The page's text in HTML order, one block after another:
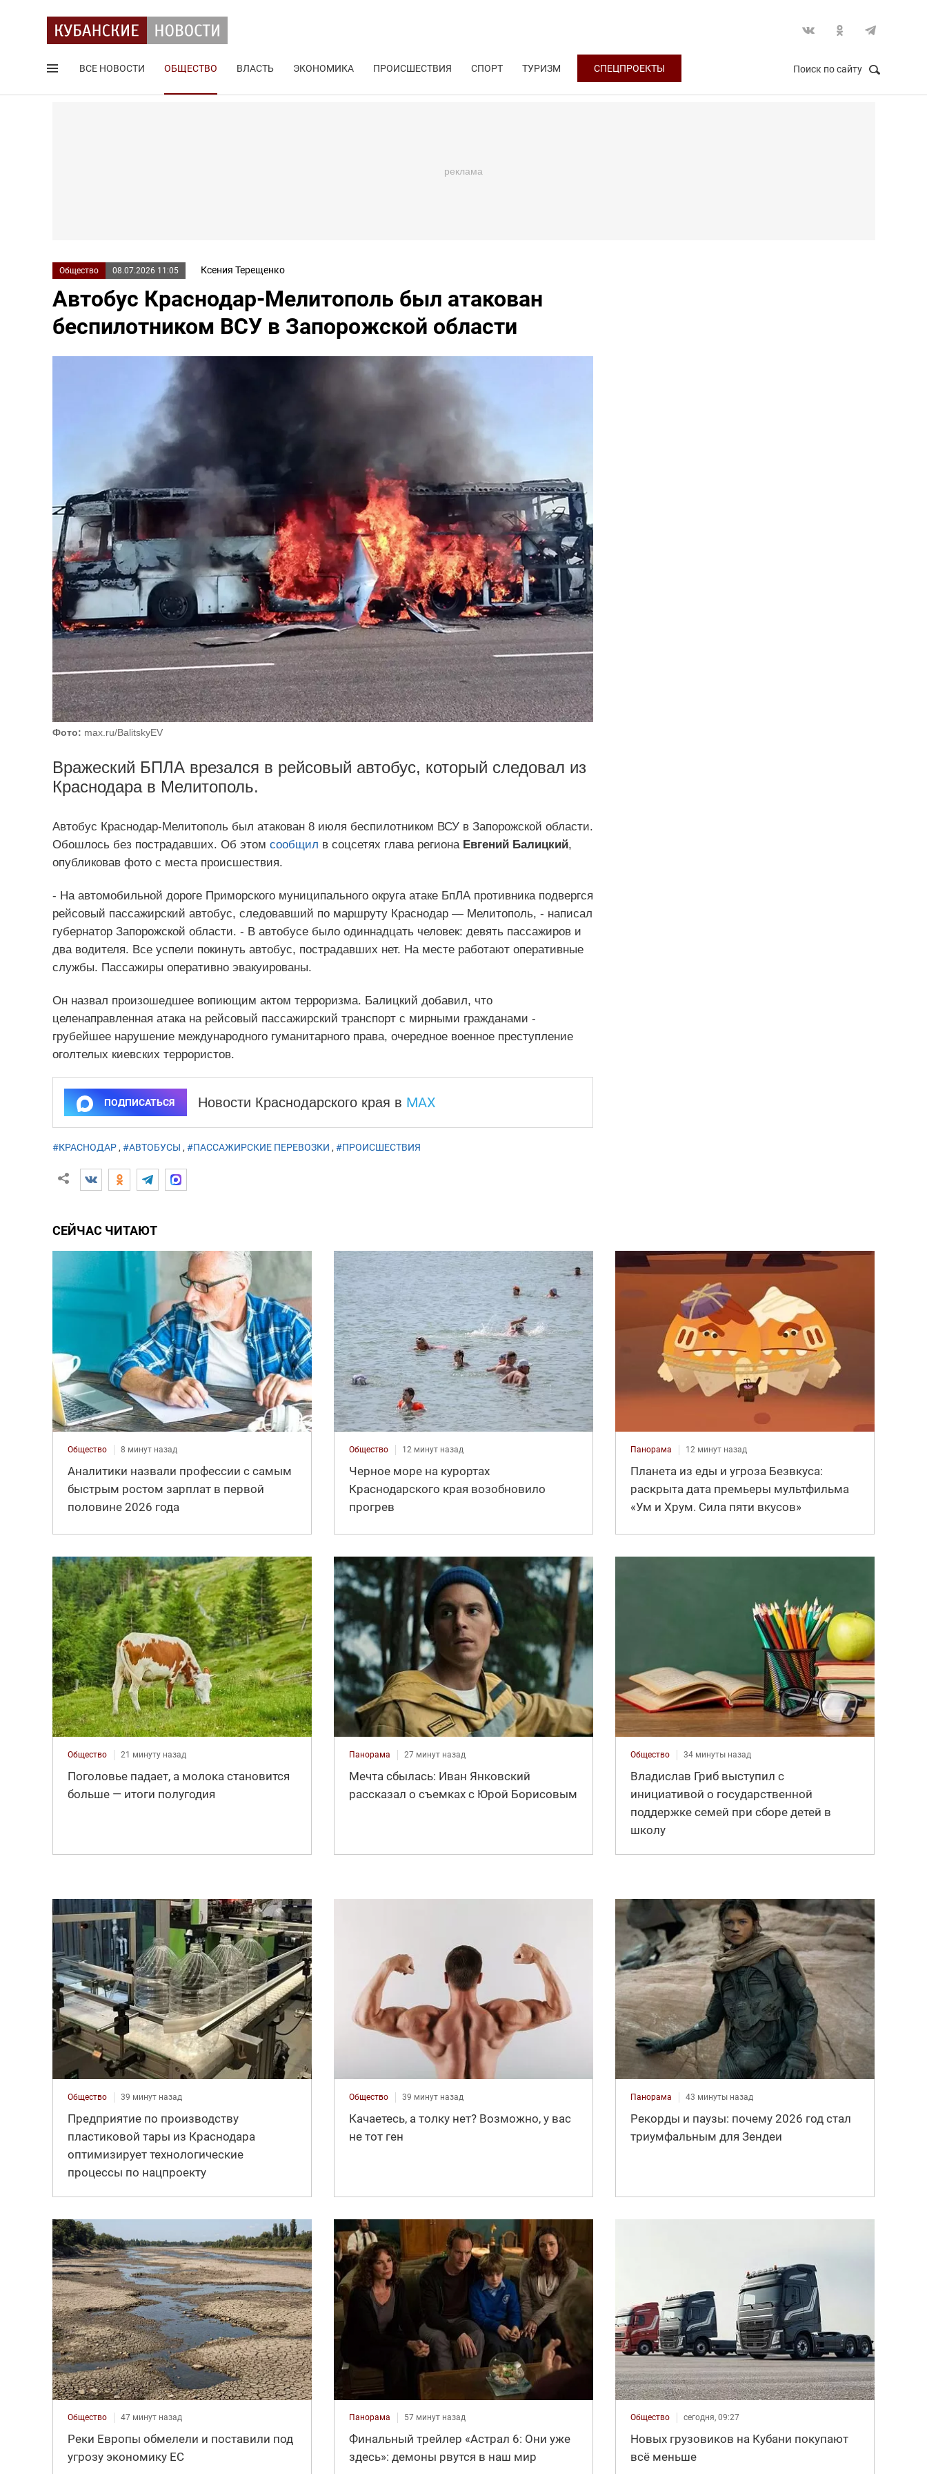
ВСЕ НОВОСТИ ОБЩЕСТВО ВЛАСТЬ ЭКОНОМИКА ПРОИСШЕСТВИЯ СПОРТ ТУРИЗМ СПЕЦПРОЕКТЫ Поиск по сайту
Общество 08.07.2026 11:05 Ксения Терещенко
Автобус Краснодар-Мелитополь был атакован
беспилотником ВСУ в Запорожской области
Фото: max.ru/BalitskyEV
Вражеский БПЛА врезался в рейсовый автобус, который следовал из
Краснодара в Мелитополь.
Автобус Краснодар-Мелитополь был атакован 8 июля беспилотником ВСУ в Запорожской области.
Обошлось без пострадавших. Об этом сообщил в соцсетях глава региона Евгений Балицкий,
опубликовав фото с места происшествия.
- На автомобильной дороге Приморского муниципального округа атаке БпЛА противника подвергся
рейсовый пассажирский автобус, следовавший по маршруту Краснодар — Мелитополь, - написал
губернатор Запорожской области. - В автобусе было одиннадцать человек: девять пассажиров и
два водителя. Все успели покинуть автобус, пострадавших нет. На месте работают оперативные
службы. Пассажиры оперативно эвакуированы.
Он назвал произошедшее вопиющим актом терроризма. Балицкий добавил, что
целенаправленная атака на рейсовый пассажирский транспорт с мирными гражданами -
грубейшее нарушение международного гуманитарного права, очередное военное преступление
оголтелых киевских террористов.
ПОДПИСАТЬСЯ Новости Краснодарского края в MAX
#КРАСНОДАР, #АВТОБУСЫ , #ПАССАЖИРСКИЕ ПЕРЕВОЗКИ , #ПРОИСШЕСТВИЯ
СЕЙЧАС ЧИТАЮТ
Общество 8 минут назад
Аналитики назвали профессии с самым
быстрым ростом зарплат в первой
половине 2026 года
Общество 12 минут назад
Черное море на курортах
Краснодарского края возобновило
прогрев
Панорама 12 минут назад
Планета из еды и угроза Безвкуса:
раскрыта дата премьеры мультфильма
«Ум и Хрум. Сила пяти вкусов»
Общество 21 минуту назад
Поголовье падает, а молока становится
больше — итоги полугодия
Панорама 27 минут назад
Мечта сбылась: Иван Янковский
рассказал о съемках с Юрой Борисовым
Общество 34 минуты назад
Владислав Гриб выступил с
инициативой о государственной
поддержке семей при сборе детей в
школу
Общество 39 минут назад
Предприятие по производству
пластиковой тары из Краснодара
оптимизирует технологические
процессы по нацпроекту
Общество 39 минут назад
Качаетесь, а толку нет? Возможно, у вас
не тот ген
Панорама 43 минуты назад
Рекорды и паузы: почему 2026 год стал
триумфальным для Зендеи
Общество 47 минут назад
Реки Европы обмелели и поставили под
угрозу экономику ЕС
Панорама 57 минут назад
Финальный трейлер «Астрал 6: Они уже
здесь»: демоны рвутся в наш мир
Общество сегодня, 09:27
Новых грузовиков на Кубани покупают
всё меньше